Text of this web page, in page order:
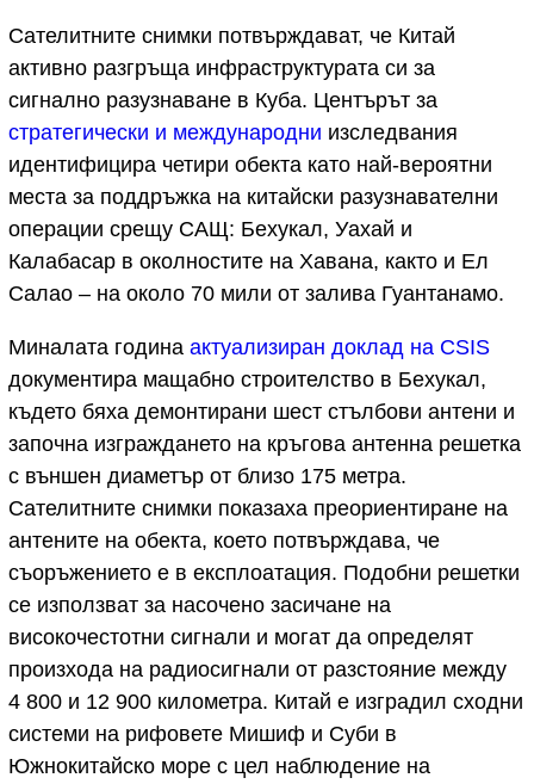
Сателитните снимки потвърждават, че Китай
активно разгръща инфраструктурата си за
сигнално разузнаване в Куба. Центърът за
стратегически и международни изследвания
идентифицира четири обекта като най-вероятни
места за поддръжка на китайски разузнавателни
операции срещу САЩ: Бехукал, Уахай и
Калабасар в околностите на Хавана, както и Ел
Салао – на около 70 мили от залива Гуантанамо.
Миналата година актуализиран доклад на CSIS
документира мащабно строителство в Бехукал,
където бяха демонтирани шест стълбови антени и
започна изграждането на кръгова антенна решетка
с външен диаметър от близо 175 метра.
Сателитните снимки показаха преориентиране на
антените на обекта, което потвърждава, че
съоръжението е в експлоатация. Подобни решетки
се използват за насочено засичане на
високочестотни сигнали и могат да определят
произхода на радиосигнали от разстояние между
4 800 и 12 900 километра. Китай е изградил сходни
системи на рифовете Мишиф и Суби в
Южнокитайско море с цел наблюдение на